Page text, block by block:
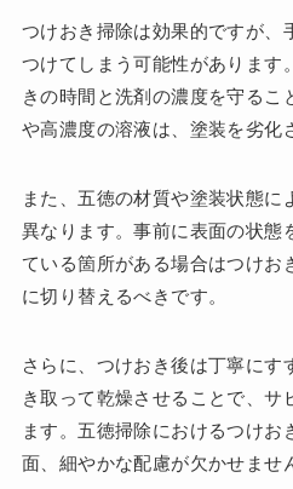
つけおき掃除は効果的ですが、
つけてしまう可能性があります
きの時間と洗剤の濃度を守るこ
や高濃度の溶液は、塗装を劣化
また、五徳の材質や塗装状態に
異なります。事前に表面の状態
ている箇所がある場合はつけお
に切り替えるべきです。
さらに、つけおき後は丁寧にす
き取って乾燥させることで、サ
ます。五徳掃除におけるつけお
面、細やかな配慮が欠かせませ